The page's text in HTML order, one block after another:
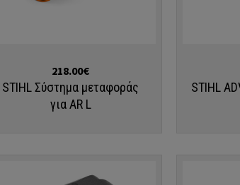
218.00€
STIHL Σύστημα μεταφοράς
για AR L
STIHL